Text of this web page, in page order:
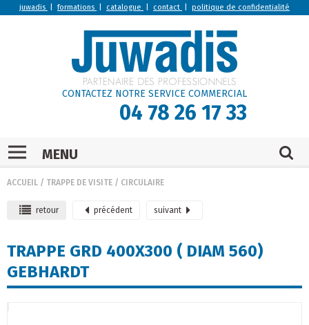
juwadis |formations catalogue contact politique de confidentialité
CONTACTEZ NOTRE SERVICE COMMERCIAL
04 78 26 17 33
MENU
ACCUEIL / TRAPPE DE VISITE / CIRCULAIRE
retour précédent suivant
TRAPPE GRD 400X300 ( DIAM 560)
GEBHARDT